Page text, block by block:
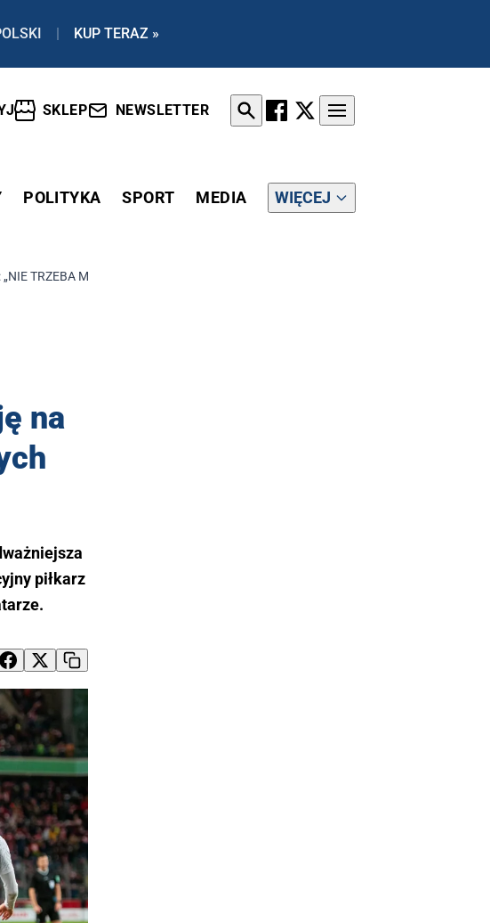
| KUP TERAZ »
SKLEP NEWSLETTER
POLITYKA SPORT MEDIA WIĘCEJ
TRZEBA MIEĆ NAJLEPSZYCH PIŁKARZY, ŻEBY WYGRYWAĆ”
na
piłkarz